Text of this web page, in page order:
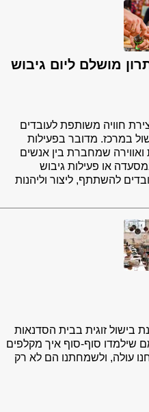
מושלם ליום גיבוש
חוויה משותפת לעובדים
במרכז. מדובר בפעילות
שמחברת בין אנשים
או פעילות גיבוש
להשתתף, ליצור וליהנות
בישול זוגית בבית הסדנאות
שילמדו סוף-סוף איך מקלפים
עולה, ולשמחתנו הם לא רק